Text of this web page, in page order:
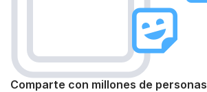
Comparte con millones de personas